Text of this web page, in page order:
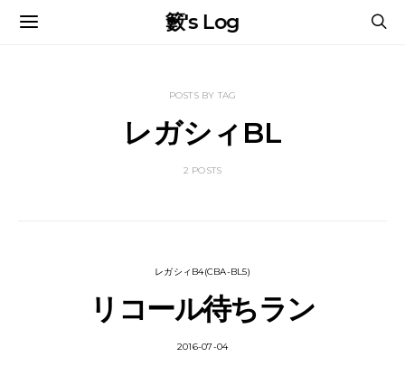
籔's Log
POSTS BY TAG
レガシィBL
2 POSTS
レガシィB4(CBA-BL5)
リコール待ちラン
2016-07-04